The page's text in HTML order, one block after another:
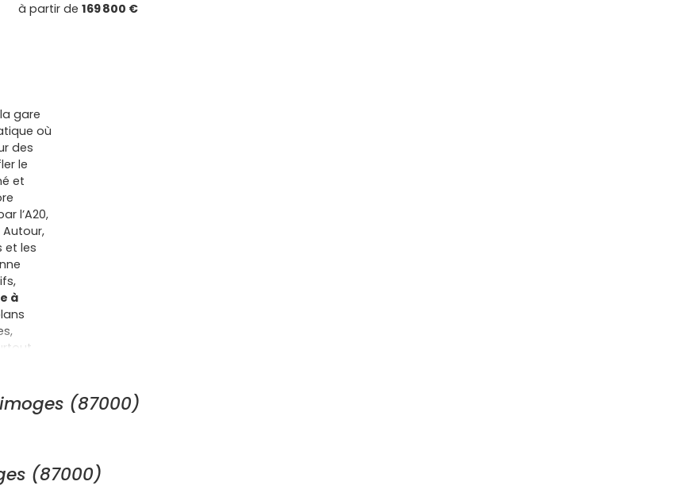
à partir de 169 800 €
gare
où
des
le
et
l’A20,
Autour,
et les
à
facilite
notaire
(87000)
(87000)